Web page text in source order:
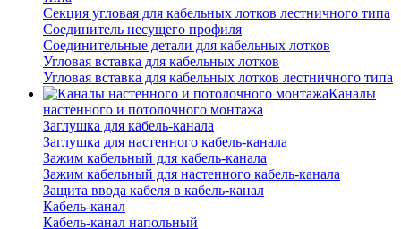
Секция угловая для кабельных лотков лестничного типа
Соединитель несущего профиля
Соединительные детали для кабельных лотков
Угловая вставка для кабельных лотков
Угловая вставка для кабельных лотков лестничного типа
Каналы
настенного и потолочного монтажа
Заглушка для кабель-канала
Заглушка для настенного кабель-канала
Зажим кабельный для кабель-канала
Зажим кабельный для настенного кабель-канала
Защита ввода кабеля в кабель-канал
Кабель-канал
Кабель-канал напольный